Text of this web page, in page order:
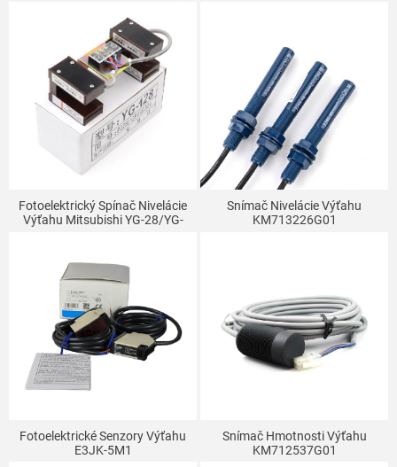
Fotoelektrický Spínač Nivelácie
Výťahu Mitsubishi YG-28/YG-
Snímač Nivelácie Výťahu
KM713226G01
Fotoelektrické Senzory Výťahu
E3JK-5M1
Snímač Hmotnosti Výťahu
KM712537G01